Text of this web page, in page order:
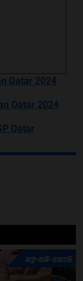
Qatar 2024
Qatar 2024
Qatar
07-08-2026